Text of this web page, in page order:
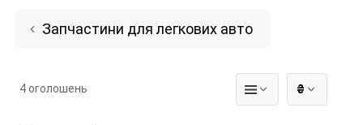
Запчастини для легкових авто
₴
4 оголошень